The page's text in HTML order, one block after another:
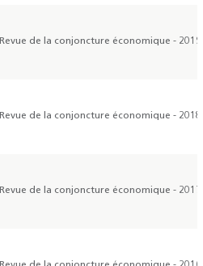
Revue de la conjoncture économique - 2019
Revue de la conjoncture économique - 2018
Revue de la conjoncture économique - 2017